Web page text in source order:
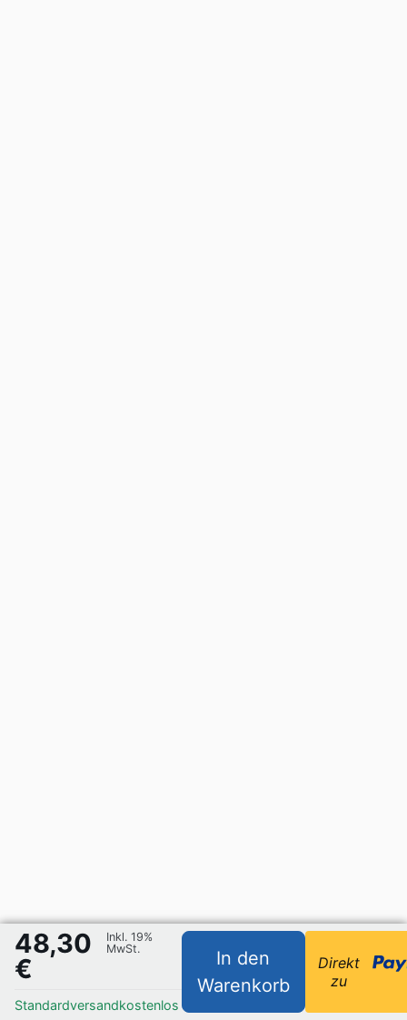
48,30
€
Inkl. 19%
MwSt.
Standardversandkostenlos
In den
Warenkorb
Direkt
zu